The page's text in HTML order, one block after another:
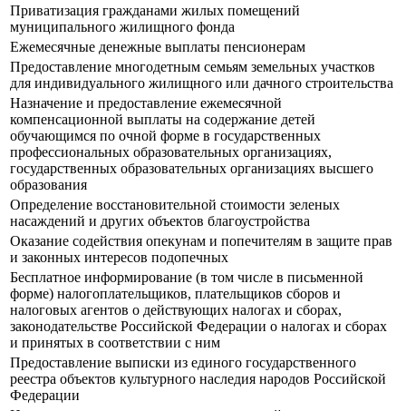
Приватизация гражданами жилых помещений
муниципального жилищного фонда
Ежемесячные денежные выплаты пенсионерам
Предоставление многодетным семьям земельных участков
для индивидуального жилищного или дачного строительства
Назначение и предоставление ежемесячной
компенсационной выплаты на содержание детей
обучающимся по очной форме в государственных
профессиональных образовательных организациях,
государственных образовательных организациях высшего
образования
Определение восстановительной стоимости зеленых
насаждений и других объектов благоустройства
Оказание содействия опекунам и попечителям в защите прав
и законных интересов подопечных
Бесплатное информирование (в том числе в письменной
форме) налогоплательщиков, плательщиков сборов и
налоговых агентов о действующих налогах и сборах,
законодательстве Российской Федерации о налогах и сборах
и принятых в соответствии с ним
Предоставление выписки из единого государственного
реестра объектов культурного наследия народов Российской
Федерации